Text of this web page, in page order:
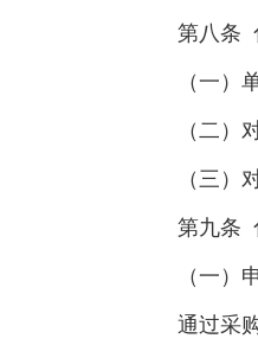
第八条
（一）
（二）
（三）
第九条
（一）
通过采